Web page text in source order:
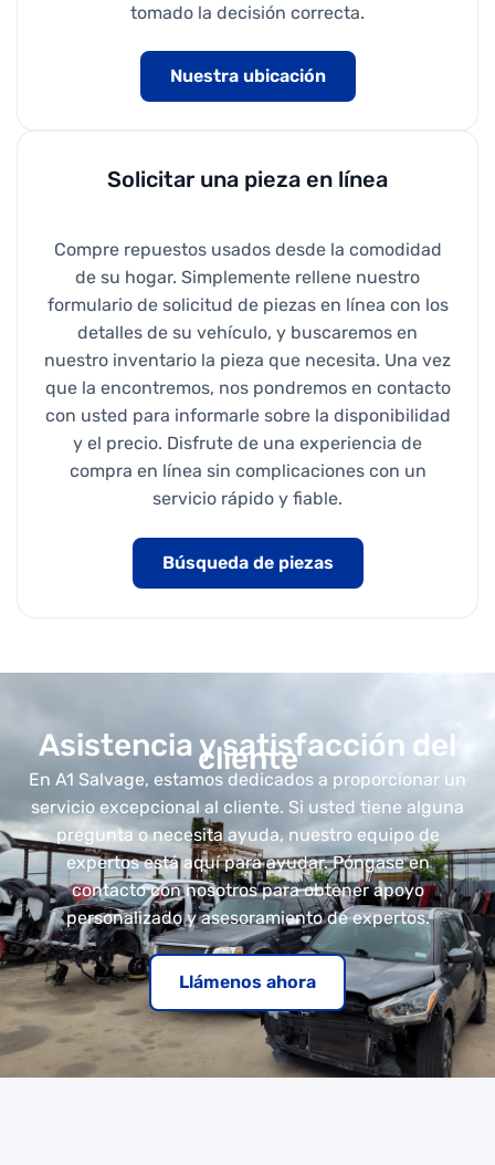
tomado la decisión correcta.
Nuestra ubicación
Solicitar una pieza en línea
Compre repuestos usados desde la comodidad
de su hogar. Simplemente rellene nuestro
formulario de solicitud de piezas en línea con los
detalles de su vehículo, y buscaremos en
nuestro inventario la pieza que necesita. Una vez
que la encontremos, nos pondremos en contacto
con usted para informarle sobre la disponibilidad
y el precio. Disfrute de una experiencia de
compra en línea sin complicaciones con un
servicio rápido y fiable.
Búsqueda de piezas
Llámenos ahora
Asistencia y satisfacción del
cliente
En A1 Salvage, estamos dedicados a proporcionar un
servicio excepcional al cliente. Si usted tiene alguna
pregunta o necesita ayuda, nuestro equipo de
expertos está aquí para ayudar. Póngase en
contacto con nosotros para obtener apoyo
personalizado y asesoramiento de expertos.